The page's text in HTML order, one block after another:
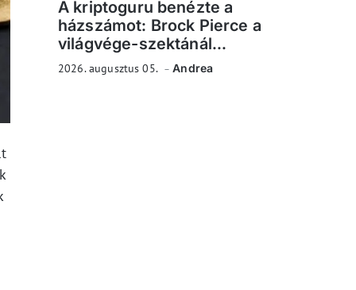
A kriptoguru benézte a
házszámot: Brock Pierce a
világvége-szektánál...
2026. augusztus 05. Andrea